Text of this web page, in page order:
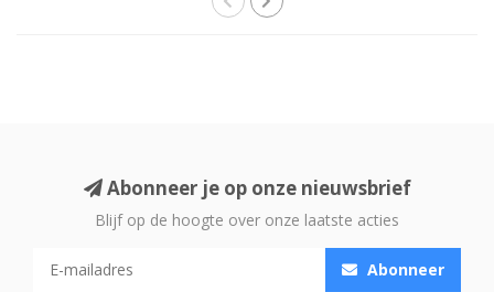
Abonneer je op onze nieuwsbrief
Blijf op de hoogte over onze laatste acties
Abonneer